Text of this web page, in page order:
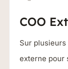
COO
Sur
externe pour